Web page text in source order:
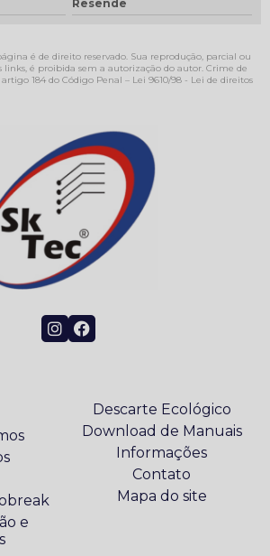
Resende
é de direito reservado. Sua reprodução, parcial ou
links, é proibida sem a autorização do autor. Crime de
184 do Código Penal – Lei 9610/98 - Lei de direitos
e
Descarte Ecológico
Download de Manuais
Informações
Contato
Mapa do site